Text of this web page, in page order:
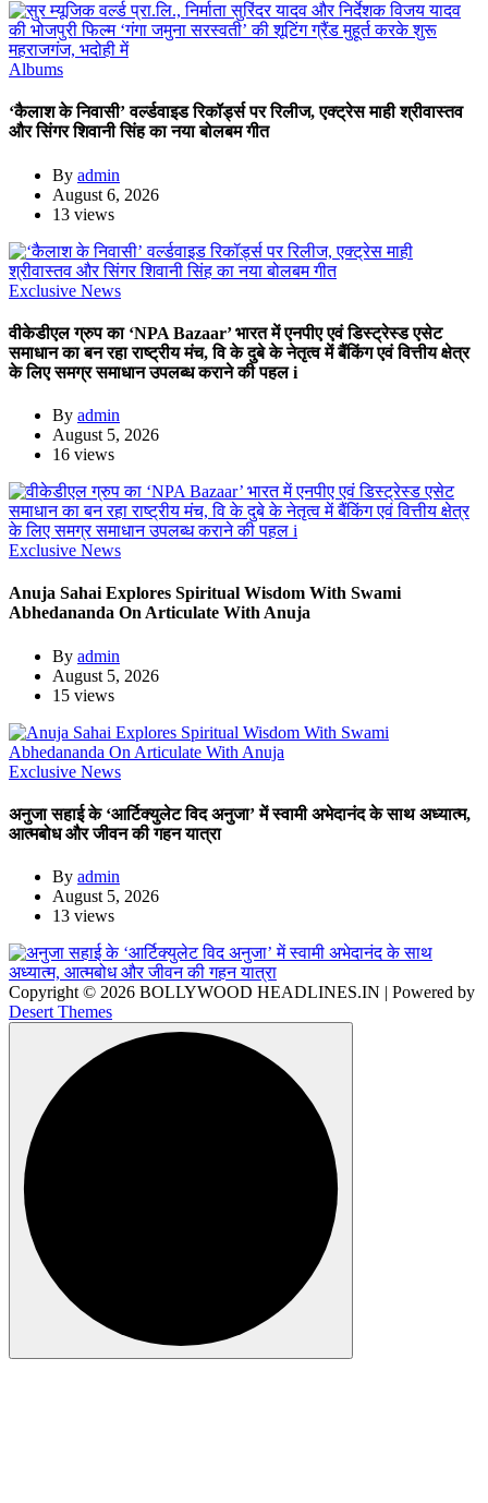
Albums
‘कैलाश के निवासी’ वर्ल्डवाइड रिकॉर्ड्स पर रिलीज, एक्ट्रेस माही श्रीवास्तव
और सिंगर शिवानी सिंह का नया बोलबम गीत
By admin
August 6, 2026
13 views
Exclusive News
वीकेडीएल ग्रुप का ‘NPA Bazaar’ भारत में एनपीए एवं डिस्ट्रेस्ड एसेट
समाधान का बन रहा राष्ट्रीय मंच, वि के दुबे के नेतृत्व में बैंकिंग एवं वित्तीय क्षेत्र
के लिए समग्र समाधान उपलब्ध कराने की पहल i
By admin
August 5, 2026
16 views
Exclusive News
Anuja Sahai Explores Spiritual Wisdom With Swami
Abhedananda On Articulate With Anuja
By admin
August 5, 2026
15 views
Exclusive News
अनुजा सहाई के ‘आर्टिक्युलेट विद अनुजा’ में स्वामी अभेदानंद के साथ अध्यात्म,
आत्मबोध और जीवन की गहन यात्रा
By admin
August 5, 2026
13 views
Copyright © 2026 BOLLYWOOD HEADLINES.IN | Powered by
Desert Themes